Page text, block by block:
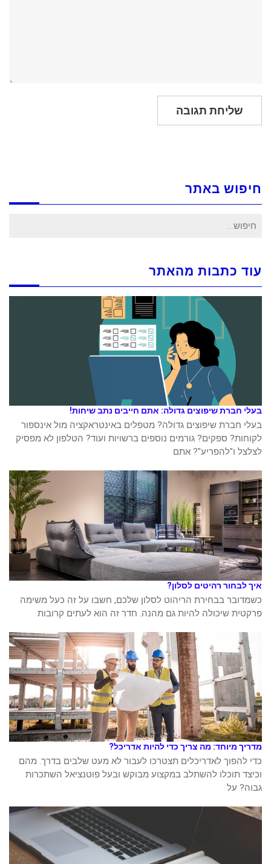
חיפוש באתר
חיפוש
עוד כתבות מהאתר
בעלי חברת שיפוצים גדולה: אתם חייבים נתב שיחות!
בעלי חברת שיפוצים גדולה? מטפלים באינטראקציה מול אינספור
לקוחות? ספקים? גורמים נוספים ברשויות ועוד? הטלפון לא מפסיק
לצלצל ו"להפריע"? אתם
איך לבחור רהיטים לסלון?
כשמדובר בבחירת הריהוט לסלון שלכם, חשבו על זה כעל משימה
פרקטית שיכולה להיות גם מהנה. חדר זה הוא לעתים קרובות
מדריך מיוחד: מה צריך כדי להיות אדריכל?
כדי להפוך לאדריכלים תצטרכו לעבור לא מעט שלבים בדרך. מהם
וכיצד תוכלו להשתלב במקצוע מבוקש ובעל פוטנציאל השתכרות
גבוה? על